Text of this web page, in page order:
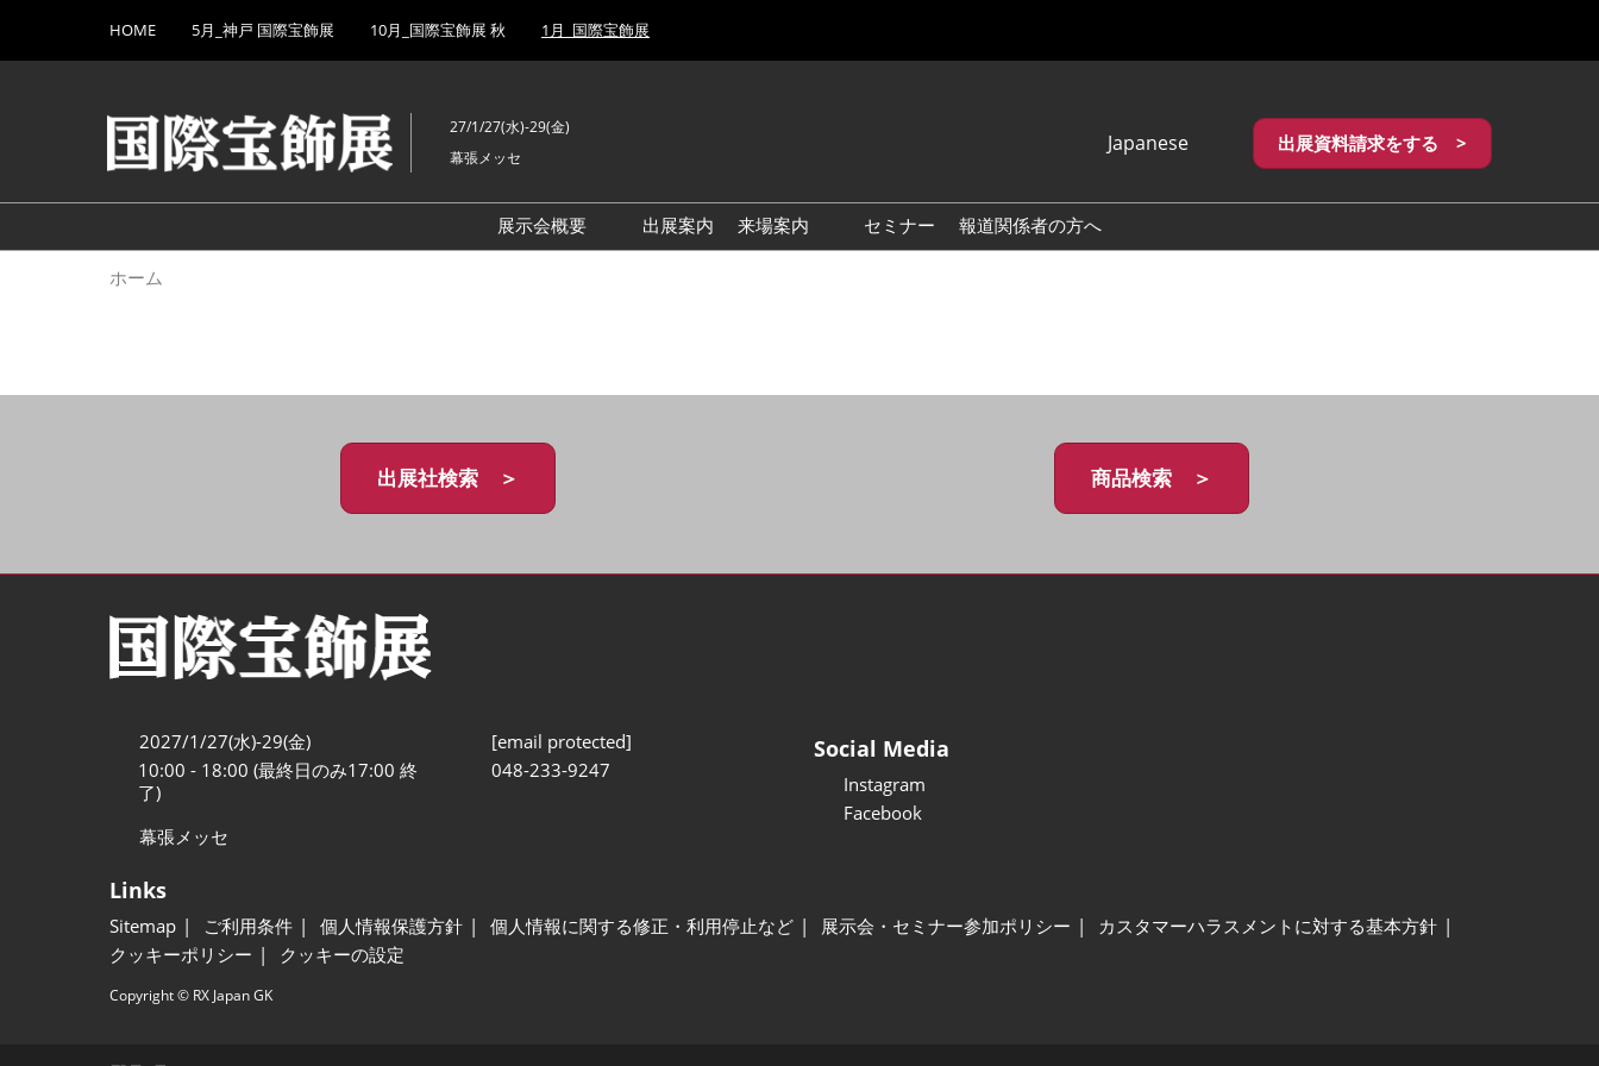
キ
し
て
to
HOME 5月_神戸 国際宝飾展 10月_国際宝飾展 秋 1月_国際宝飾展
27/1/27(水)-29(金)
幕張メッセ
Japanese
English
繁體中文
出展資料請求をする >
展示会概要
出展案内
来場案内
セミナー 報道関係者の方へ
ホーム
出展社検索 ＞ 商品検索 ＞
2027/1/27(水)-29(金)
10:00 - 18:00 (最終日のみ17:00 終
了)
幕張メッセ
[email protected]
048-233-9247
Social Media
Instagram
Facebook
Links
Sitemap ご利用条件 個人情報保護方針 個人情報に関する修正・利用停止など 展示会・セミナー参加ポリシー
カスタマーハラスメントに対する基本方針
クッキーポリシー
クッキーの設定
Copyright © RX Japan GK